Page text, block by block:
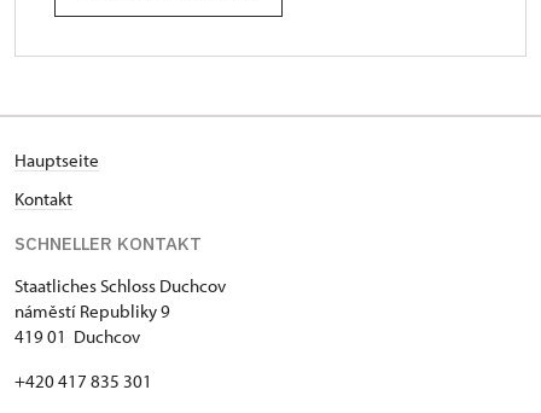
Hauptseite
Kontakt
SCHNELLER KONTAKT
Staatliches Schloss Duchcov
náměstí Republiky 9
419 01 Duchcov
+420 417 835 301